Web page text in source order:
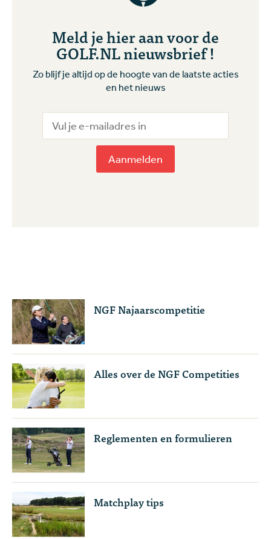
Meld je hier aan voor de
GOLF.NL nieuwsbrief !
Zo blijf je altijd op de hoogte van de laatste acties
en het nieuws
Aanmelden
NGF Najaarscompetitie
Alles over de NGF Competities
Reglementen en formulieren
Matchplay tips